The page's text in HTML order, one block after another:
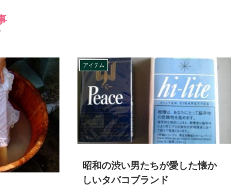
アイテム
昭和の渋い男たちが愛した懐か
しいタバコブランド